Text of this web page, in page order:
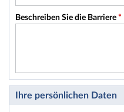
Beschreiben Sie die Barriere *
Ihre persönlichen Daten